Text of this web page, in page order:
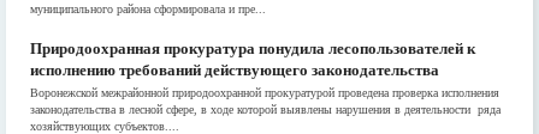
муниципального района сформировала и пре...
Природоохранная прокуратура понудила лесопользователей к
исполнению требований действующего законодательства
Воронежской межрайонной природоохранной прокуратурой проведена проверка исполнения
законодательства в лесной сфере, в ходе которой выявлены нарушения в деятельности ряда
хозяйствующих субъектов....